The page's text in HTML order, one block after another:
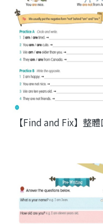
【Find and Fix】整